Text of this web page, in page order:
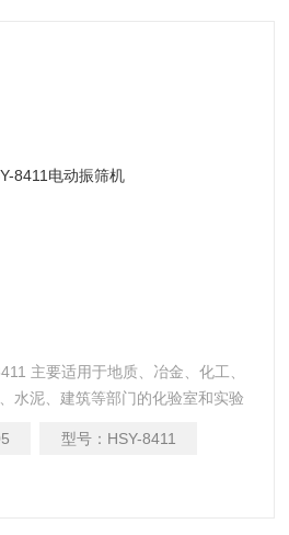
主要适用于地质、冶金、化工、
水泥、建筑等部门的化验室和实验
型号： HSY-8411